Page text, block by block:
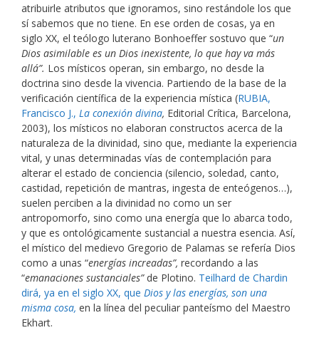
atribuirle atributos que ignoramos, sino restándole los que
sí sabemos que no tiene. En ese orden de cosas, ya en
siglo XX, el teólogo luterano Bonhoeffer sostuvo que “un
Dios asimilable es un Dios inexistente, lo que hay va más
allá”. Los místicos operan, sin embargo, no desde la
doctrina sino desde la vivencia. Partiendo de la base de la
verificación científica de la experiencia mística (RUBIA,
Francisco J., La conexión divina, Editorial Crítica, Barcelona,
2003), los místicos no elaboran constructos acerca de la
naturaleza de la divinidad, sino que, mediante la experiencia
vital, y unas determinadas vías de contemplación para
alterar el estado de conciencia (silencio, soledad, canto,
castidad, repetición de mantras, ingesta de enteógenos…),
suelen perciben a la divinidad no como un ser
antropomorfo, sino como una energía que lo abarca todo,
y que es ontológicamente sustancial a nuestra esencia. Así,
el místico del medievo Gregorio de Palamas se refería Dios
como a unas “energías increadas”, recordando a las
“emanaciones sustanciales” de Plotino. Teilhard de Chardin
dirá, ya en el siglo XX, que Dios y las energías, son una
misma cosa, en la línea del peculiar panteísmo del Maestro
Ekhart.